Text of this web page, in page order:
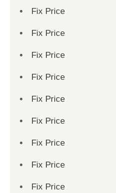
Fix Price
Fix Price
Fix Price
Fix Price
Fix Price
Fix Price
Fix Price
Fix Price
Fix Price